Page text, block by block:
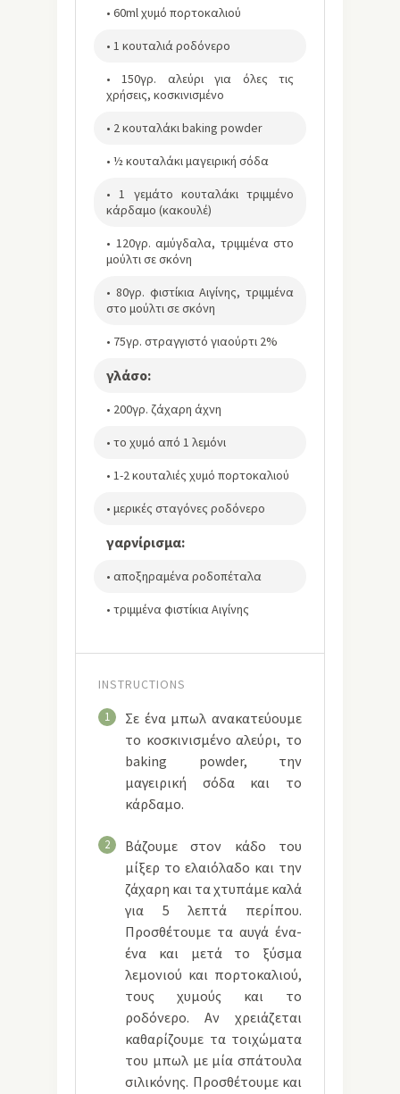
• 60ml χυμό πορτοκαλιού
• 1 κουταλιά ροδόνερο
• 150γρ. αλεύρι για όλες τις
χρήσεις, κοσκινισμένο
• 2 κουταλάκι baking powder
• ½ κουταλάκι μαγειρική σόδα
• 1 γεμάτο κουταλάκι τριμμένο
κάρδαμο (κακουλέ)
• 120γρ. αμύγδαλα, τριμμένα στο
μούλτι σε σκόνη
• 80γρ. φιστίκια Αιγίνης, τριμμένα
στο μούλτι σε σκόνη
• 75γρ. στραγγιστό γιαούρτι 2%
γλάσο:
• 200γρ. ζάχαρη άχνη
• το χυμό από 1 λεμόνι
• 1-2 κουταλιές χυμό πορτοκαλιού
• μερικές σταγόνες ροδόνερο
γαρνίρισμα:
• αποξηραμένα ροδοπέταλα
• τριμμένα φιστίκια Αιγίνης
INSTRUCTIONS
1
Σε ένα μπωλ ανακατεύουμε
το κοσκινισμένο αλεύρι, το
baking powder, την
μαγειρική σόδα και το
κάρδαμο.
2
Βάζουμε στον κάδο του
μίξερ το ελαιόλαδο και την
ζάχαρη και τα χτυπάμε καλά
για 5 λεπτά περίπου.
Προσθέτουμε τα αυγά ένα-
ένα και μετά το ξύσμα
λεμονιού και πορτοκαλιού,
τους χυμούς και το
ροδόνερο. Αν χρειάζεται
καθαρίζουμε τα τοιχώματα
του μπωλ με μία σπάτουλα
σιλικόνης. Προσθέτουμε και